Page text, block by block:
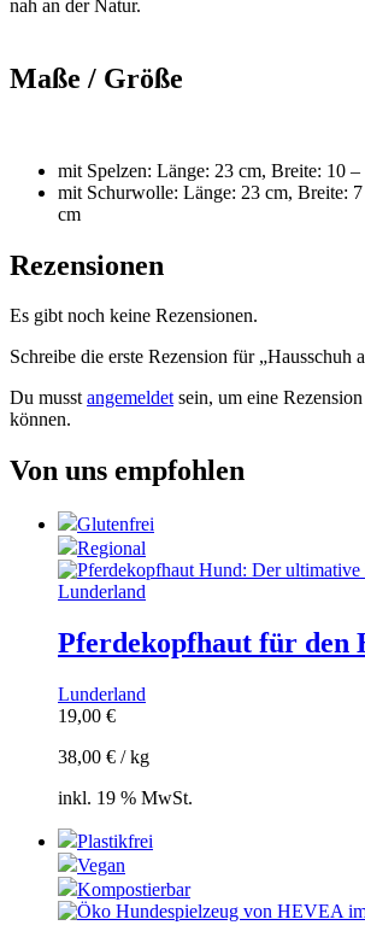
nah an der Natur.
Maße / Größe
mit Spelzen: Länge: 23 cm, Breite: 10
mit Schurwolle: Länge: 23 cm, Breite:
cm
Rezensionen
Es gibt noch keine Rezensionen.
Schreibe die erste Rezension für „Hausschuh
Du musstangemeldetsein, um eine
können.
Von uns empfohlen
Glutenfrei
Regional
Pferdekopfhaut für den
Lunderland
19,00 €
38,00 € /kg
inkl. 19 % MwSt.
Plastikfrei
Vegan
Kompostierbar